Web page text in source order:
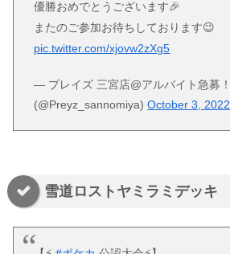
優勝おめでとうございます🎉
またのご参加お待ちしております😉
pic.twitter.com/xjovw2zXg5
— プレイズ 三宮店@アルバイト急募！
(@Preyz_sannomiya)October 3, 2022
雪道ロストヤミラミデッキ